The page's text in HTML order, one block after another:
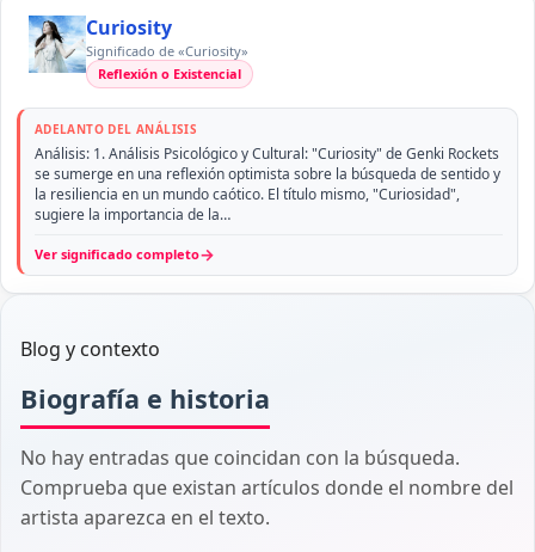
Curiosity
Significado de «Curiosity»
Reflexión o Existencial
ADELANTO DEL ANÁLISIS
Análisis: 1. Análisis Psicológico y Cultural: "Curiosity" de Genki Rockets
se sumerge en una reflexión optimista sobre la búsqueda de sentido y
la resiliencia en un mundo caótico. El título mismo, "Curiosidad",
sugiere la importancia de la…
Ver significado completo→
Blog y contexto
Biografía e historia
No hay entradas que coincidan con la búsqueda.
Comprueba que existan artículos donde el nombre del
artista aparezca en el texto.